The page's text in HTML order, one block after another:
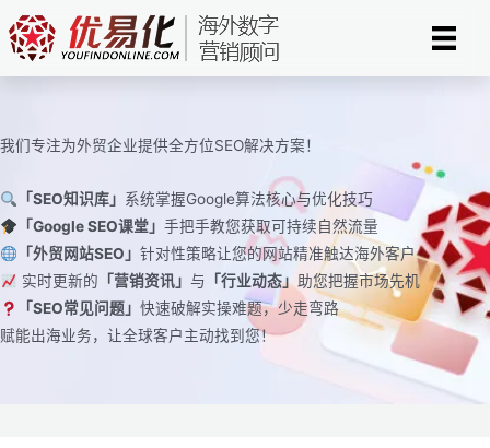
至
我们专注为外贸企业提供全方位SEO解决方案！
「SEO知识库」 系统掌握Google算法核心与优化技巧
「Google SEO课堂」 手把手教您获取可持续自然流量
「外贸网站SEO」 针对性策略让您的网站精准触达海外客户
实时更新的 「营销资讯」 与 「行业动态」 助您把握市场先机
「SEO常见问题」 快速破解实操难题，少走弯路
赋能出海业务，让全球客户主动找到您！